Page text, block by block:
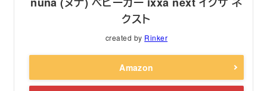
クスト
created by Rinker
Amazon